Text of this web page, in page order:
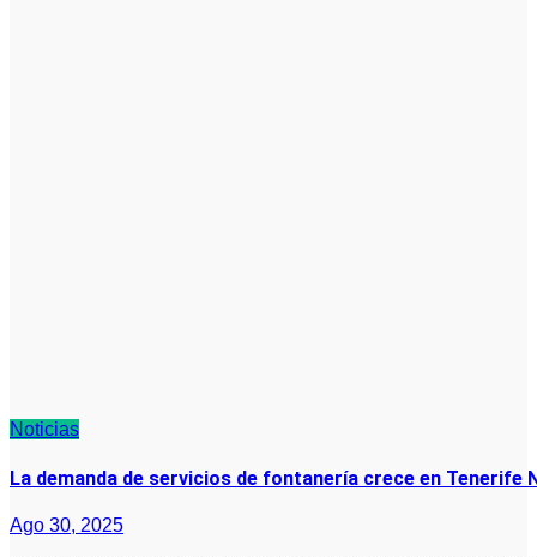
Noticias
La demanda de servicios de fontanería crece en Tenerife
Ago 30, 2025